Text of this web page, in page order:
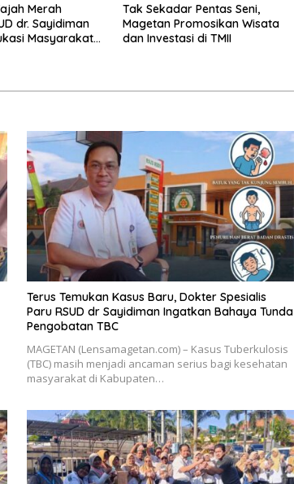
Merah
dr. Sayidiman
Masyarakat
Tak Sekadar Pentas Seni,
Magetan Promosikan Wisata
dan Investasi di TMII
Terus Temukan Kasus Baru, Dokter Spesialis
Paru RSUD dr Sayidiman Ingatkan Bahaya Tunda
Pengobatan TBC
MAGETAN (Lensamagetan.com) – Kasus Tuberkulosis
(TBC) masih menjadi ancaman serius bagi kesehatan
masyarakat di Kabupaten…